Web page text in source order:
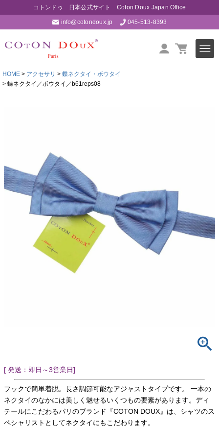
コトンドゥ 日本公式サイト Coton Doux Japan Office
info@cotondoux.jp 045-513-8393
HOME アクセサリ
蝶ネクタイ・ボウタイ
蝶ネクタイ／ボウタイ／b61reps08
[ 発送：即日～3営業日]
フックで簡単着脱。長さ調節可能なアジャストタイプです。 一本の
ネクタイのなかには美しく魅せるいくつもの要素があります。ディ
テールにこだわるパリのブランド『COTON DOUX』は、シャツのス
ペシャリストとしてネクタイにもこだわります。